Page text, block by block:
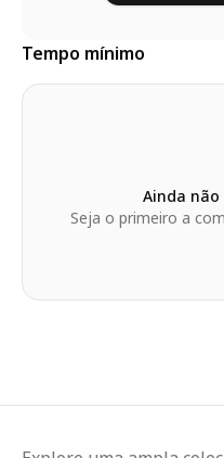
Tempo mínimo
Ainda não
Seja o primeiro a